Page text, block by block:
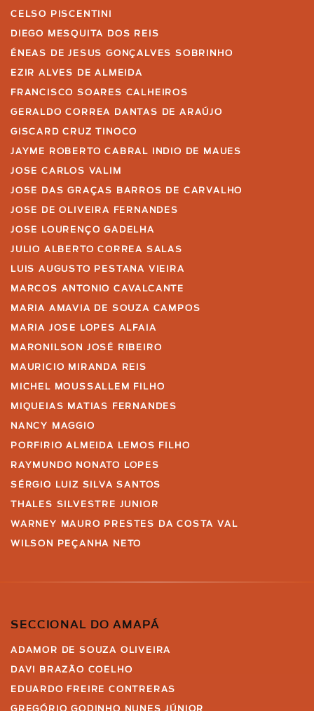
CELSO PISCENTINI
DIEGO MESQUITA DOS REIS
ÉNEAS DE JESUS GONÇALVES SOBRINHO
EZIR ALVES DE ALMEIDA
FRANCISCO SOARES CALHEIROS
GERALDO CORREA DANTAS DE ARAÚJO
GISCARD CRUZ TINOCO
JAYME ROBERTO CABRAL INDIO DE MAUES
JOSE CARLOS VALIM
JOSE DAS GRAÇAS BARROS DE CARVALHO
JOSE DE OLIVEIRA FERNANDES
JOSE LOURENÇO GADELHA
JULIO ALBERTO CORREA SALAS
LUIS AUGUSTO PESTANA VIEIRA
MARCOS ANTONIO CAVALCANTE
MARIA AMAVIA DE SOUZA CAMPOS
MARIA JOSE LOPES ALFAIA
MARONILSON JOSÉ RIBEIRO
MAURICIO MIRANDA REIS
MICHEL MOUSSALLEM FILHO
MIQUEIAS MATIAS FERNANDES
NANCY MAGGIO
PORFIRIO ALMEIDA LEMOS FILHO
RAYMUNDO NONATO LOPES
SÉRGIO LUIZ SILVA SANTOS
THALES SILVESTRE JUNIOR
WARNEY MAURO PRESTES DA COSTA VAL
WILSON PEÇANHA NETO
SECCIONAL DO AMAPÁ
ADAMOR DE SOUZA OLIVEIRA
DAVI BRAZÃO COELHO
EDUARDO FREIRE CONTRERAS
GREGÓRIO GODINHO NUNES JÚNIOR